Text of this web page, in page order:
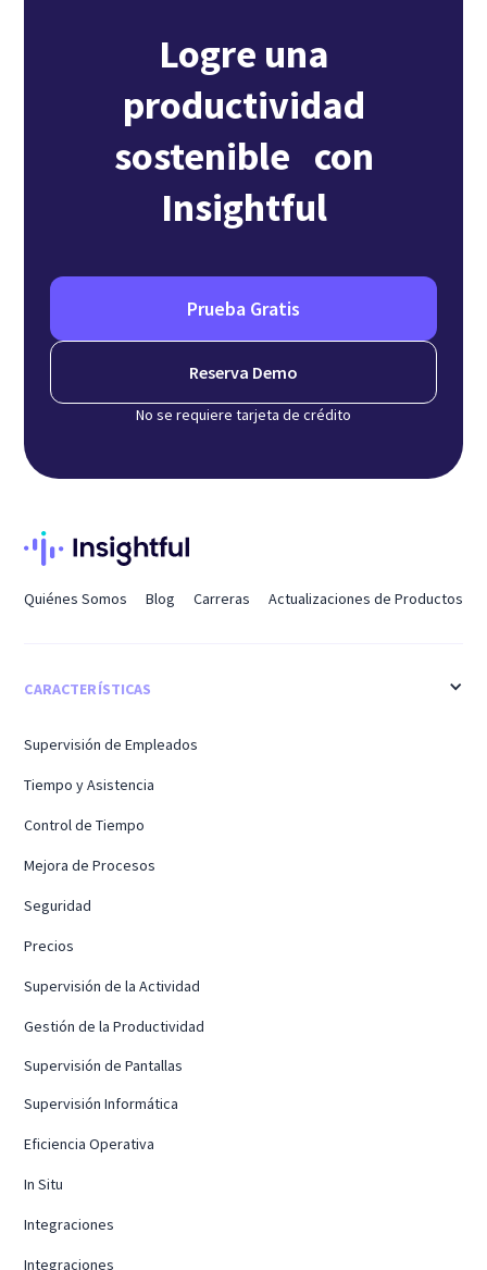
Logre una
productividad
sostenible con
Insightful
Prueba Gratis
Reserva Demo
No se requiere tarjeta de crédito
Quiénes Somos Blog Carreras Actualizaciones de Productos
CARACTERÍSTICAS
Supervisión de Empleados
Tiempo y Asistencia
Control de Tiempo
Mejora de Procesos
Seguridad
Precios
Supervisión de la Actividad
Gestión de la Productividad
Supervisión de Pantallas
Supervisión Informática
Eficiencia Operativa
In Situ
Integraciones
Integraciones